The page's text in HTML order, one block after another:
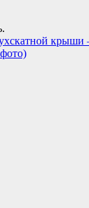
крыши